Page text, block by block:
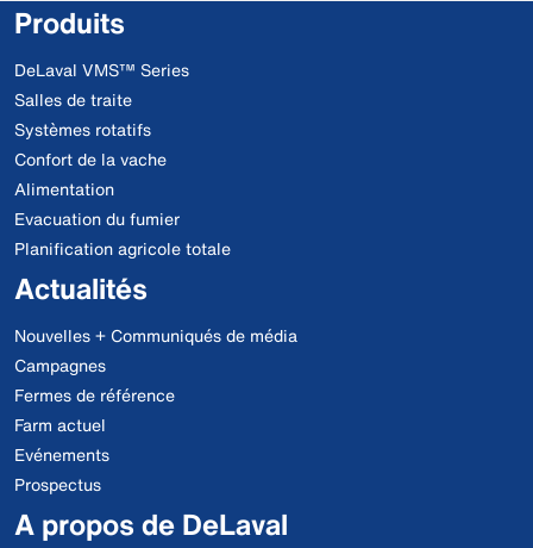
Produits
DeLaval VMS™ Series
Salles de traite
Systèmes rotatifs
Confort de la vache
Alimentation
Evacuation du fumier
Planification agricole totale
Actualités
Nouvelles + Communiqués de média
Campagnes
Fermes de référence
Farm actuel
Evénements
Prospectus
A propos de DeLaval